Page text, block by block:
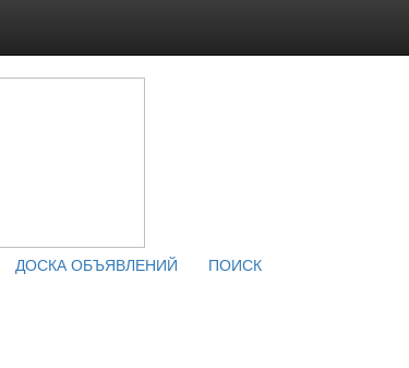
ДОСКА ОБЪЯВЛЕНИЙ
ПОИСК